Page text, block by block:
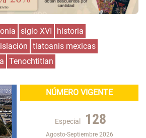
siglo XVI
historia
tlatoanis mexicas
Tenochtitlan
NÚMERO VIGENTE
Especial 128
Agosto-Septiembre 2026